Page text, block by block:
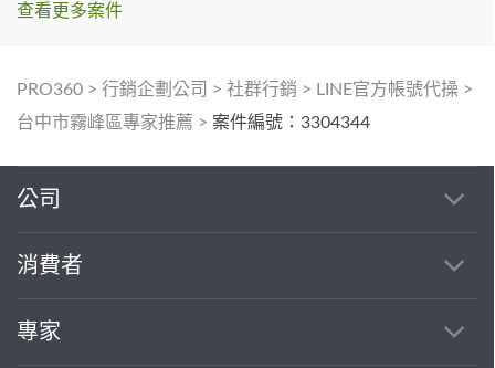
查看更多案件
PRO360 > 行銷企劃公司 > 社群行銷 > LINE官方帳號代操 >
台中市霧峰區專家推薦 > 案件編號：3304344
公司
消費者
專家